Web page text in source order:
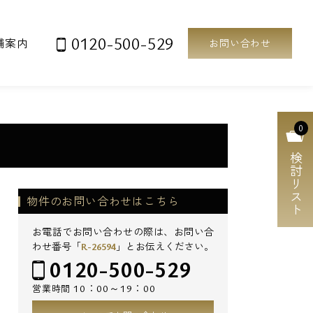
案内 0120-500-529 お問い合わせ
0
検討リスト
物件のお問い合わせはこちら
お電話でお問い合わせの際は、お問い合
わせ番号「R-26594 」とお伝えください。
0120-500-529
営業時間 10：00～19：00